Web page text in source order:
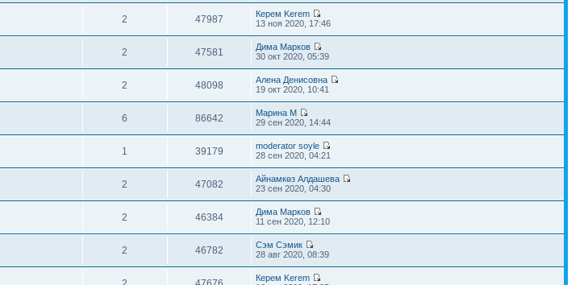
2 47987
Керем Kerem
13 ноя 2020, 17:46
2 47581
Дима Марков
30 окт 2020, 05:39
2 48098
Алена Денисовна
19 окт 2020, 10:41
6 86642
Марина М
29 сен 2020, 14:44
1 39179
moderator soyle
28 сен 2020, 04:21
2 47082
Айнамкөз Алдашева
23 сен 2020, 04:30
2 46384
Дима Марков
11 сен 2020, 12:10
2 46782
Сэм Сэмик
28 авг 2020, 08:39
Керем Kerem